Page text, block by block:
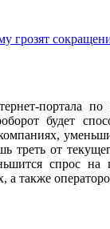
грозят
портала
будет
треть от
спрос
а также